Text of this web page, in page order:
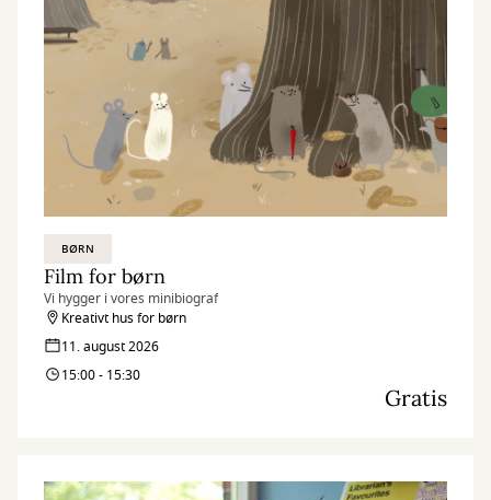
BØRN
Film for børn
Vi hygger i vores minibiograf
Kreativt hus for børn
11. august 2026
15:00 - 15:30
Gratis